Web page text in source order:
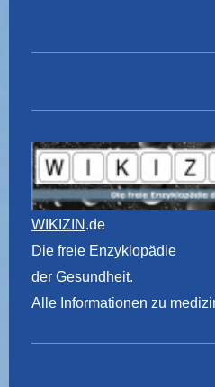
WIKIZIN .de
Die freie Enzyklopädie
der Gesundheit.
Alle Informationen zu